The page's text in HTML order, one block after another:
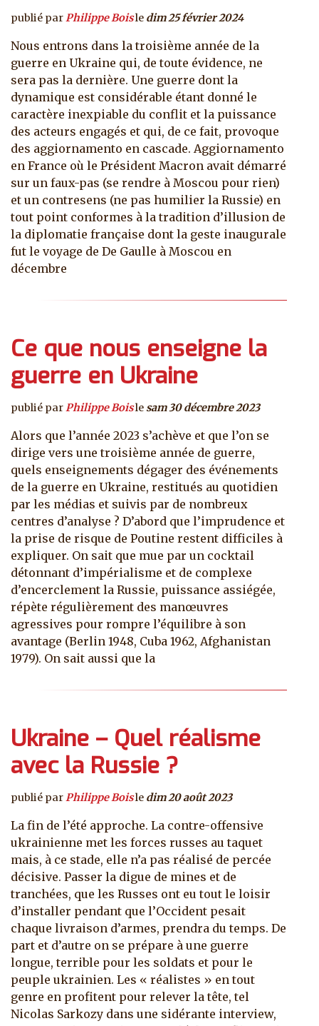
publié parPhilippe Boisle dim 25 février 2024
Nous entrons dans la troisième année de la
guerre en Ukraine qui, de toute évidence, ne
sera pas la dernière. Une guerre dont la
dynamique est considérable étant donné le
caractère inexpiable du conflit et la puissance
des acteurs engagés et qui, de ce fait, provoque
des aggiornamento en cascade. Aggiornamento
en France où le Président Macron avait démarré
sur un faux-pas (se rendre à Moscou pour rien)
et un contresens (ne pas humilier la Russie) en
tout point conformes à la tradition d’illusion de
la diplomatie française dont la geste inaugurale
fut le voyage de De Gaulle à Moscou en
décembre
Ce que nous enseigne la
guerre en Ukraine
publié parPhilippe Boisle sam 30 décembre 2023
Alors que l’année 2023 s’achève et que l’on se
dirige vers une troisième année de guerre,
quels enseignements dégager des événements
de la guerre en Ukraine, restitués au quotidien
par les médias et suivis par de nombreux
centres d’analyse ? D’abord que l’imprudence et
la prise de risque de Poutine restent difficiles à
expliquer. On sait que mue par un cocktail
détonnant d’impérialisme et de complexe
d’encerclement la Russie, puissance assiégée,
répète régulièrement des manœuvres
agressives pour rompre l’équilibre à son
avantage (Berlin 1948, Cuba 1962, Afghanistan
1979). On sait aussi que la
Ukraine – Quel réalisme
avec la Russie ?
publié parPhilippe Boisle dim 20 août 2023
La fin de l’été approche. La contre-offensive
ukrainienne met les forces russes au taquet
mais, à ce stade, elle n’a pas réalisé de percée
décisive. Passer la digue de mines et de
tranchées, que les Russes ont eu tout le loisir
d’installer pendant que l’Occident pesait
chaque livraison d’armes, prendra du temps. De
part et d’autre on se prépare à une guerre
longue, terrible pour les soldats et pour le
peuple ukrainien. Les « réalistes » en tout
genre en profitent pour relever la tête, tel
Nicolas Sarkozy dans une sidérante interview,